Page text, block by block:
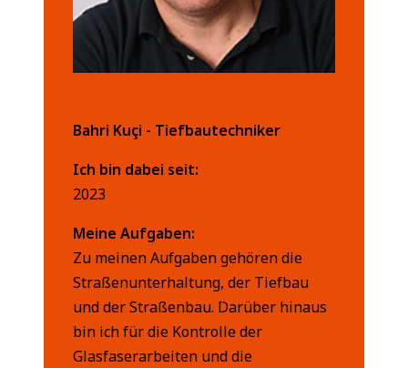
Bahri Kuçi - Tiefbautechniker
Ich bin dabei seit:
2023
Meine Aufgaben:
Zu meinen Aufgaben gehören die
Straßenunterhaltung, der Tiefbau
und der Straßenbau. Darüber hinaus
bin ich für die Kontrolle der
Glasfaserarbeiten und die